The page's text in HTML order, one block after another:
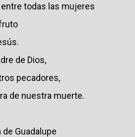
todas las mujeres
de Dios,
pecadores,
de nuestra muerte.
Guadalupe